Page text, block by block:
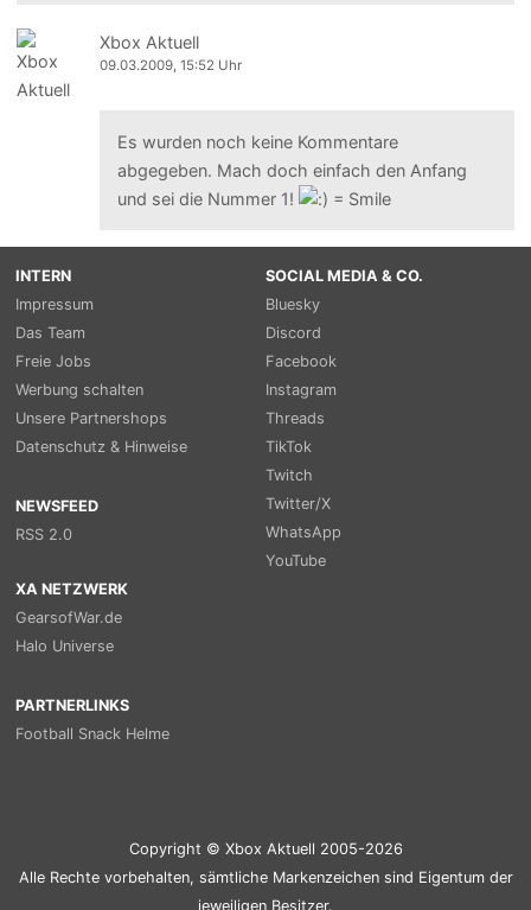
Xbox Aktuell
09.03.2009, 15:52 Uhr
Es wurden noch keine Kommentare
abgegeben. Mach doch einfach den Anfang
und sei die Nummer 1!
INTERN
Impressum
Das Team
Freie Jobs
Werbung schalten
Unsere Partnershops
Datenschutz & Hinweise
NEWSFEED
RSS 2.0
SOCIAL MEDIA & CO.
Bluesky
Discord
Facebook
Instagram
Threads
TikTok
Twitch
Twitter/X
WhatsApp
YouTube
XA NETZWERK
GearsofWar.de
Halo Universe
PARTNERLINKS
Football Snack Helme
Copyright © Xbox Aktuell 2005-2026
Alle Rechte vorbehalten, sämtliche Markenzeichen sind Eigentum der
jeweiligen Besitzer.